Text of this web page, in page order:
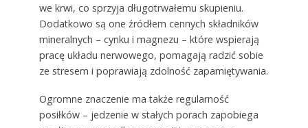
we krwi, co sprzyja długotrwałemu skupieniu.
Dodatkowo są one źródłem cennych składników
mineralnych – cynku i magnezu – które wspierają
pracę układu nerwowego, pomagają radzić sobie
ze stresem i poprawiają zdolność zapamiętywania.
Ogromne znaczenie ma także regularność
posiłków – jedzenie w stałych porach zapobiega